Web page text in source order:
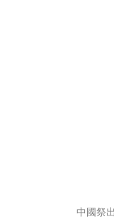
中國祭